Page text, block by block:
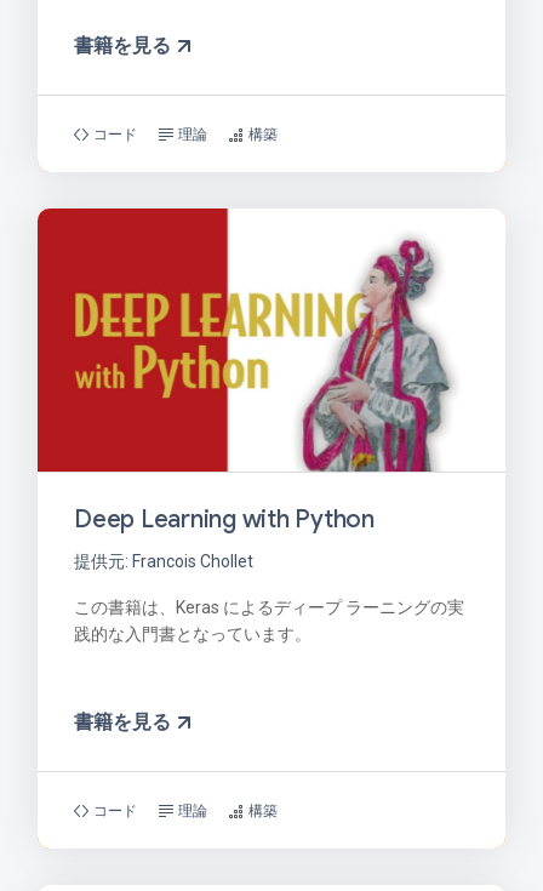
書籍を見る
コード 理論 構築
Deep Learning with Python
提供元: Francois Chollet
この書籍は、Keras によるディープ ラーニングの実
践的な入門書となっています。
書籍を見る
コード 理論 構築